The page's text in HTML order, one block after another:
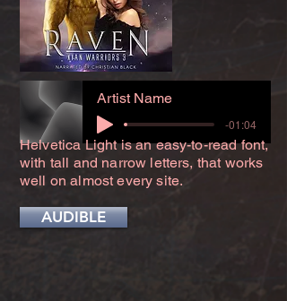
Artist Name
-01:04
Helvetica Light is an easy-to-read font,
with tall and narrow letters, that works
well on almost every site.
AUDIBLE